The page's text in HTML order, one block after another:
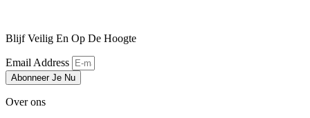
Blijf Veilig En Op De Hoogte
Email Address
Abonneer Je Nu
Over ons